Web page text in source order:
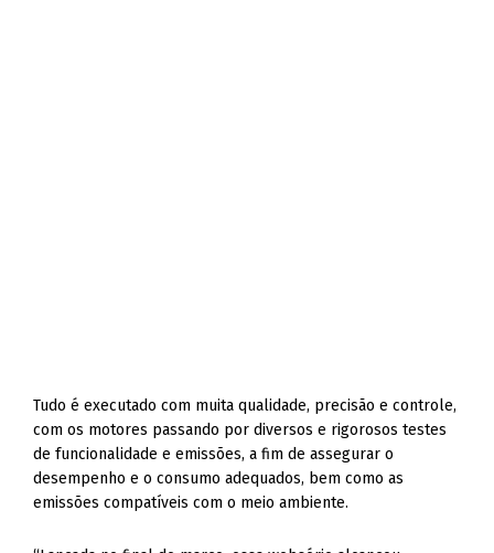
Tudo é executado com muita qualidade, precisão e controle,
com os motores passando por diversos e rigorosos testes
de funcionalidade e emissões, a fim de assegurar o
desempenho e o consumo adequados, bem como as
emissões compatíveis com o meio ambiente.